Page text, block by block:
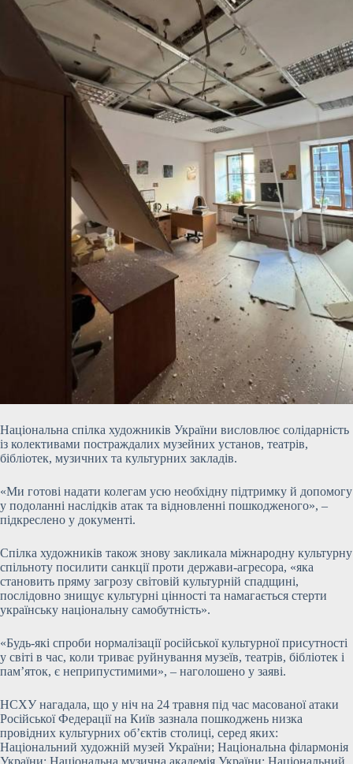
Національна спілка художників України висловлює солідарність
із колективами постраждалих музейних установ, театрів,
бібліотек, музичних та культурних закладів.
«Ми готові надати колегам усю необхідну підтримку й допомогу
у подоланні наслідків атак та відновленні пошкодженого», –
підкреслено у документі.
Спілка художників також знову закликала міжнародну культурну
спільноту посилити санкції проти держави-агресора, «яка
становить пряму загрозу світовій культурній спадщині,
послідовно знищує культурні цінності та намагається стерти
українську національну самобутність».
«Будь-які спроби нормалізації російської культурної присутності
у світі в час, коли триває руйнування музеїв, театрів, бібліотек і
пам’яток, є неприпустимими», – наголошено у заяві.
НСХУ нагадала, що у ніч на 24 травня під час масованої атаки
Російської Федерації на Київ зазнала пошкоджень низка
провідних культурних об’єктів столиці, серед яких:
Національний художній музей України; Національна філармонія
України; Національна музична академія України; Національний